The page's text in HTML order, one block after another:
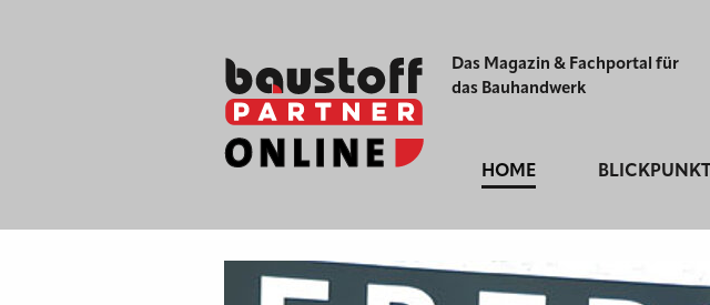
Das Magazin & Fachportal für
das Bauhandwerk
HOME BLICKPUNKT